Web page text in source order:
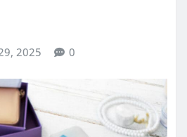
2025 0